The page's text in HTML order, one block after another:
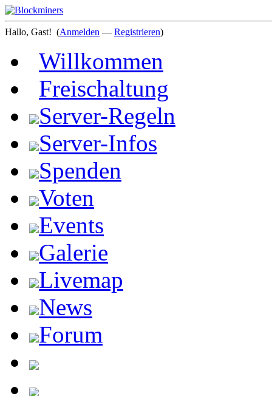
Hallo, Gast! (Anmelden — Registrieren)
Willkommen
Freischaltung
Server-Regeln
Server-Infos
Spenden
Voten
Events
Galerie
Livemap
News
Forum